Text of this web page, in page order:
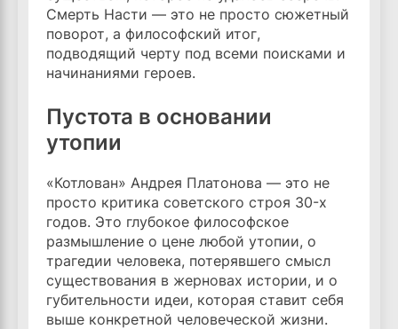
Смерть Насти — это не просто сюжетный
поворот, а философский итог,
подводящий черту под всеми поисками и
начинаниями героев.
Пустота в основании
утопии
«Котлован» Андрея Платонова — это не
просто критика советского строя 30-х
годов. Это глубокое философское
размышление о цене любой утопии, о
трагедии человека, потерявшего смысл
существования в жерновах истории, и о
губительности идеи, которая ставит себя
выше конкретной человеческой жизни.